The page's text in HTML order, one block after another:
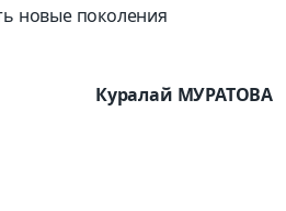
новые поколения
Куралай МУРАТОВА